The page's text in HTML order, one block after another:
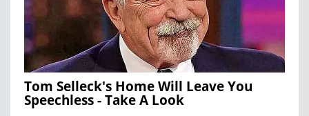
Tom Selleck's Home Will Leave You
Speechless - Take A Look